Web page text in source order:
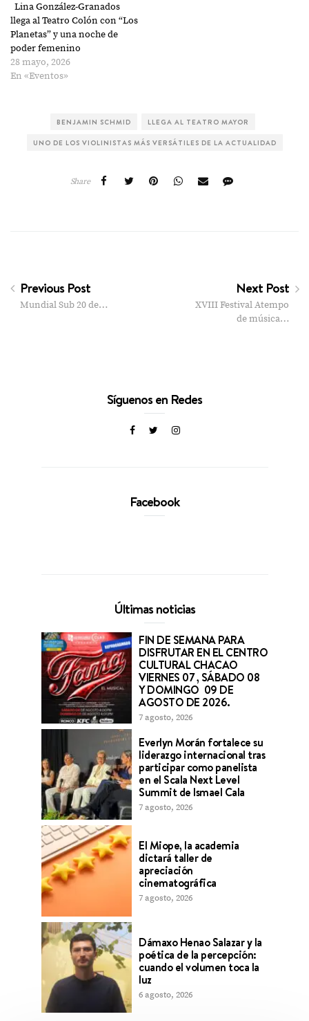
Lina González-Granados
llega al Teatro Colón con “Los
Planetas” y una noche de
poder femenino
28 mayo, 2026
En «Eventos»
BENJAMIN SCHMID LLEGA AL TEATRO MAYOR
UNO DE LOS VIOLINISTAS MÁS VERSÁTILES DE LA ACTUALIDAD
Share
Previous Post
Mundial Sub 20 de…
Next Post
XVIII Festival Atempo
de música…
Síguenos en Redes
Facebook
Últimas noticias
FIN DE SEMANA PARA
DISFRUTAR EN EL CENTRO
CULTURAL CHACAO
VIERNES 07 , SÁBADO 08
Y DOMINGO 09 DE
AGOSTO DE 2026.
7 agosto, 2026
Everlyn Morán fortalece su
liderazgo internacional tras
participar como panelista
en el Scala Next Level
Summit de Ismael Cala
7 agosto, 2026
El Miope, la academia
dictará taller de
apreciación
cinematográfica
7 agosto, 2026
Dámaxo Henao Salazar y la
poética de la percepción:
cuando el volumen toca la
luz
6 agosto, 2026